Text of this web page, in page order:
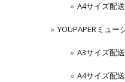
A4サイズ配
YOUPAPERミュー
A3サイズ配
A4サイズ配